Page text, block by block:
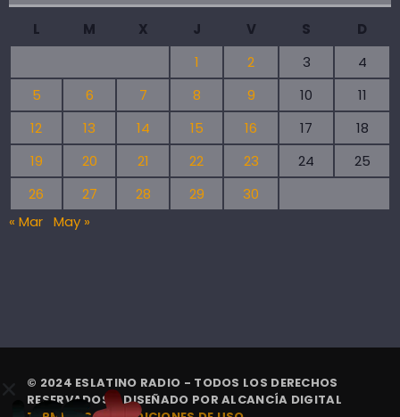
L M X J V S
D
1
2 3
4
5
6 7 8 9 10
11
12
13 14 15 16 17
18
19
20 21 22 23 24
25
26
27 28 29
30
« Mar May »
© 2024 ESLATINO RADIO - TODOS LOS DERECHOS
RESERVADOS. | DISEÑADO PORALCANCÍA DIGITAL